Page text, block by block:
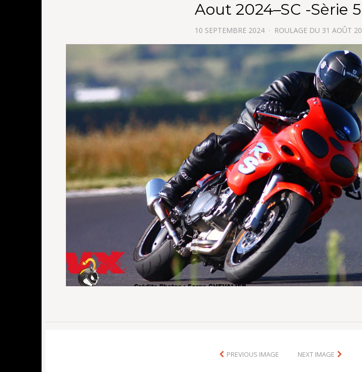
Aout 2024–SC -Sèrie
10 SEPTEMBRE 2024 ROULAGE DU 31 AOÛT
PREVIOUS IMAGE NEXT IMAGE